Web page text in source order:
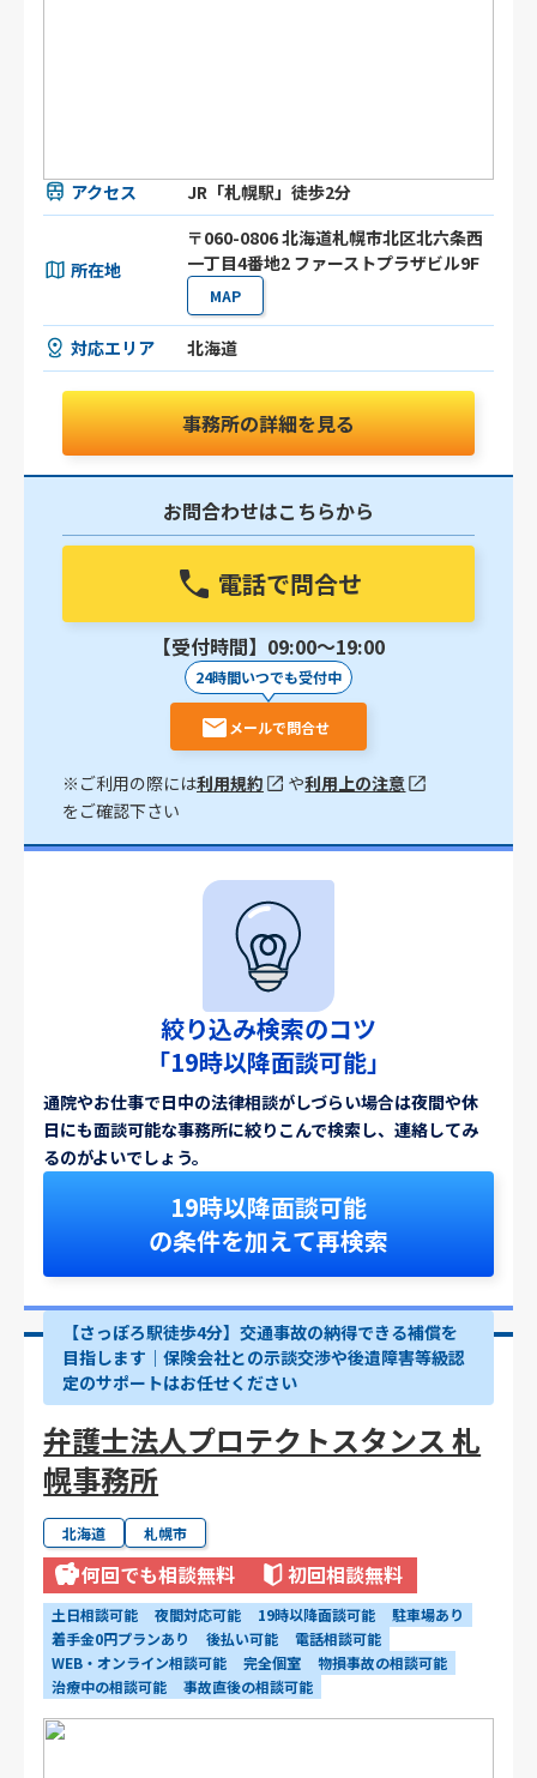
アクセス JR「札幌駅」徒歩2分
所在地
〒060-0806 北海道札幌市北区北六条⻄
⼀丁目4番地2 ファーストプラザビル9F
MAP
対応エリア 北海道
事務所の詳細を見る
お問合わせはこちらから
電話で問合せ
【受付時間】09:00〜19:00
24時間いつでも受付中
メールで問合せ
※ご利用の際には利用規約 や利用上の注意
をご確認下さい
絞り込み検索のコツ
「19時以降面談可能」
通院やお仕事で日中の法律相談がしづらい場合は夜間や休
日にも面談可能な事務所に絞りこんで検索し、連絡してみ
るのがよいでしょう。
19時以降面談可能
の条件を加えて再検索
【さっぽろ駅徒歩4分】交通事故の納得できる補償を
目指します｜保険会社との示談交渉や後遺障害等級認
定のサポートはお任せください
弁護士法人プロテクトスタンス 札
幌事務所
北海道 札幌市
何回でも相談無料 初回相談無料
土日相談可能 夜間対応可能 19時以降面談可能
駐車場あり
着手金0円プランあり
後払い可能
電話相談可能
WEB・オンライン相談可能
完全個室
物損事故の相談可能
治療中の相談可能
事故直後の相談可能